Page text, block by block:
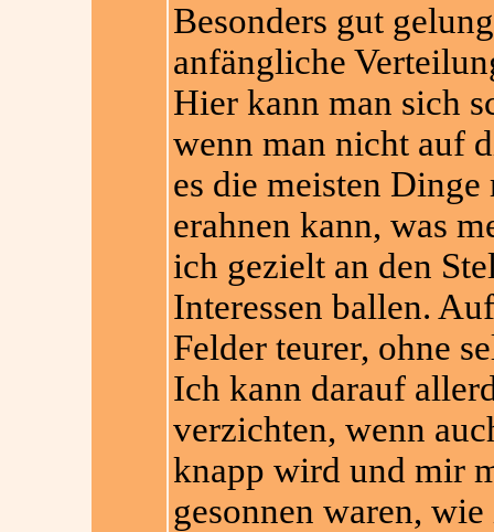
Besonders gut
anfängliche
Hier kann man sich
wenn man nicht auf
es die meisten
erahnen kann, was
ich gezielt an den
Interessen ballen.
Felder teurer, ohne
Ich kann darauf
verzichten, wenn
knapp wird und mir
gesonnen waren,